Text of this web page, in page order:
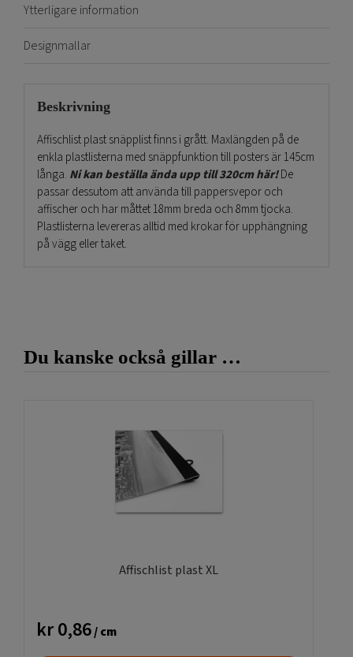
Ytterligare information
Designmallar
Beskrivning
Affischlist plast snäpplist finns i grått. Maxlängden på de
enkla plastlisterna med snäppfunktion till posters är 145cm
långa. Ni kan beställa ända upp till 320cm här!De
passar dessutom att använda till pappersvepor och
affischer och har måttet 18mm breda och 8mm tjocka.
Plastlisterna levereras alltid med krokar för upphängning
på vägg eller taket.
lanseringar av produkter eller en demonstration av nya
varumärken. Och man kan använda våra jetsnabb för att
Alla våra lister finns i lager, med längder upp till 145cm cm i
Ni kan beställa ända upp till 320cm här!
Behöver Ni transparent affischlist till poster så finns de
Du kanske också gillar …
Affischlist plast XL
kr0,86/ cm